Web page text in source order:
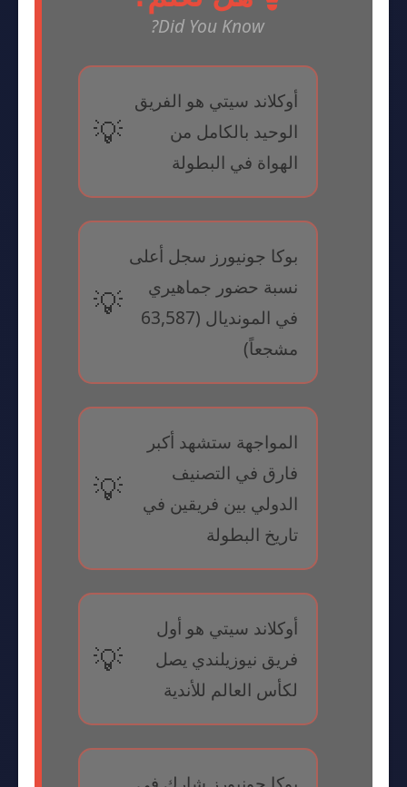
Did You Know?
أوكلاند سيتي هو الفريق
الوحيد بالكامل من
الهواة في البطولة
بوكا جونيورز سجل أعلى
نسبة حضور جماهيري
في المونديال (63,587
مشجعاً)
المواجهة ستشهد أكبر
فارق في التصنيف
الدولي بين فريقين في
تاريخ البطولة
أوكلاند سيتي هو أول
فريق نيوزيلندي يصل
لكأس العالم للأندية